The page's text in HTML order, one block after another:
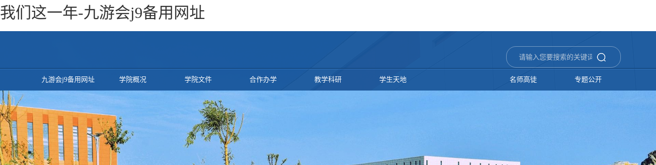
我们这一年-九游会j9备用网址
九游会j9备用网址 学院概况 学院文件 合作办学 教学科研 学生天地 名师高徒 专题公开